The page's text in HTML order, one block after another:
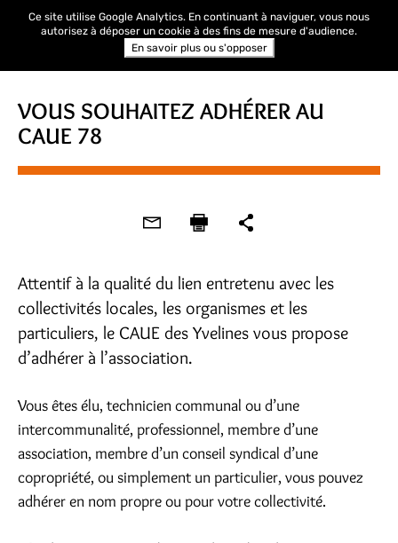
VOUS SOUHAITEZ ADHÉRER AU
CAUE 78
Attentif à la qualité du lien entretenu avec les
collectivités locales, les organismes et les
particuliers, le CAUE des Yvelines vous propose
d’adhérer à l’association.
Vous êtes élu, technicien communal ou d’une
intercommunalité, professionnel, membre d’une
association, membre d’un conseil syndical d’une
copropriété, ou simplement un particulier, vous pouvez
adhérer en nom propre ou pour votre collectivité.
Ce site utilise Google Analytics. En continuant à naviguer, vous nous
autorisez à déposer un cookie à des fins de mesure d'audience.
En savoir plus ou s'opposer